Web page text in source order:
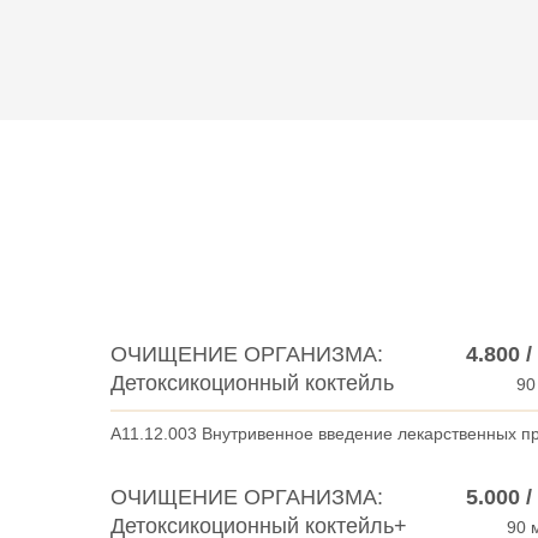
ОЧИЩЕНИЕ ОРГАНИЗМА:
Детоксикоционный коктейль
4.800
A11.12.003 Внутривенное введение лекарственных
ОЧИЩЕНИЕ ОРГАНИЗМА:
Детоксикоционный коктейль+
5.000
90